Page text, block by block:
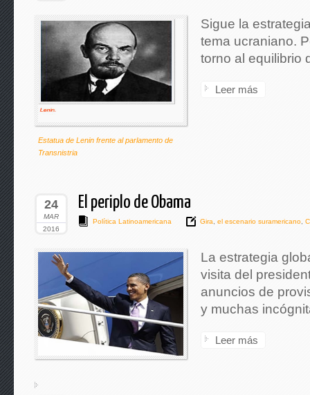
Estatua de Lenin frente al parlamento de
Transnistria
Sigue la
tema ucraniano.
torno al equilibrio
Leer más
24
MAR
2016
El periplo de Obama
Política Latinoamericana Gira el escenario suramericano
La estrategia
visita del
anuncios de
y muchas
Leer más